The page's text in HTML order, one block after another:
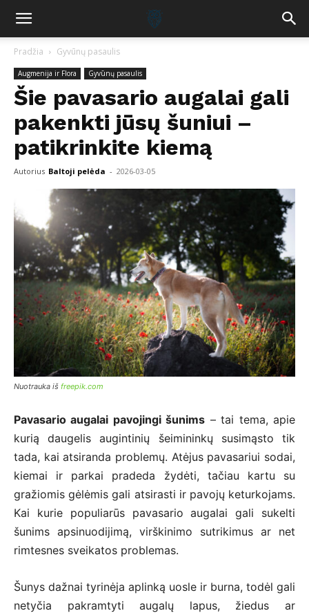
Pradžia Gyvūnų pasaulis
Augmenija ir Flora Gyvūnų pasaulis
Šie pavasario augalai gali
pakenkti jūsų šuniui –
patikrinkite kiemą
Autorius Baltoji pelėda - 2026-03-05
Nuotrauka iš freepik.com
Pavasario augalai pavojingi šunims – tai tema, apie
kurią daugelis augintinių šeimininkų susimąsto tik
tada, kai atsiranda problemų. Atėjus pavasariui sodai,
kiemai ir parkai pradeda žydėti, tačiau kartu su
gražiomis gėlėmis gali atsirasti ir pavojų keturkojams.
Kai kurie populiarūs pavasario augalai gali sukelti
šunims apsinuodijimą, virškinimo sutrikimus ar net
rimtesnes sveikatos problemas.
Šunys dažnai tyrinėja aplinką uosle ir burna, todėl gali
netyčia pakramtyti augalų lapus, žiedus ar